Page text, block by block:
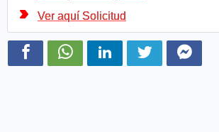
Ver aquí Solicitud